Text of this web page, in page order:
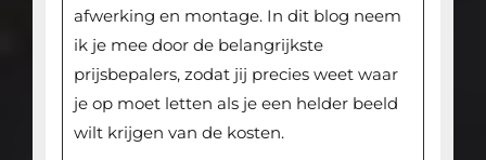
afwerking en montage. In dit blog neem
ik je mee door de belangrijkste
prijsbepalers, zodat jij precies weet waar
je op moet letten als je een helder beeld
wilt krijgen van de kosten.